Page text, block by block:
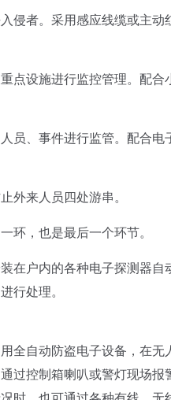
侵者。采用感应线缆或主动
点设施进行监控管理。配合
员、事件进行监管。配合电
来人员四处游串。
，也是最后一个环节。
在户内的各种电子探测器自
行处理。
全自动防盗电子设备，在无
过控制箱喇叭或警灯现场报